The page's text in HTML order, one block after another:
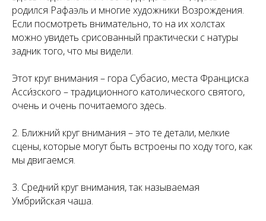
родился Рафаэль и многие художники Возрождения.
Если посмотреть внимательно, то на их холстах
можно увидеть срисованный практически с натуры
задник того, что мы видели.
Этот круг внимания – гора Субасио, места Франциска
Асси́зского – традиционного католического святого,
очень и очень почитаемого здесь.
2. Ближний круг внимания – это те детали, мелкие
сцены, которые могут быть встроены по ходу того, как
мы двигаемся.
3. Средний круг внимания, так называемая
Умбрийская чаша.